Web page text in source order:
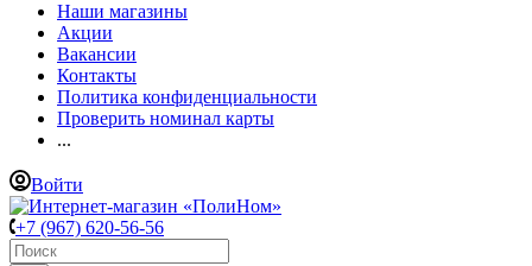
Наши магазины
Акции
Вакансии
Контакты
Политика конфиденциальности
Проверить номинал карты
...
Войти
+7 (967) 620-56-56